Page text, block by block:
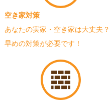
空き家対策
あなたの実家・空き家は大丈夫？
早めの対策が必要です！